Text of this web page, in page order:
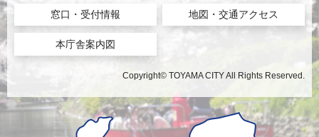
窓口・受付情報 地図・交通アクセス
本庁舎案内図
Copyright© TOYAMA CITY All Rights Reserved.